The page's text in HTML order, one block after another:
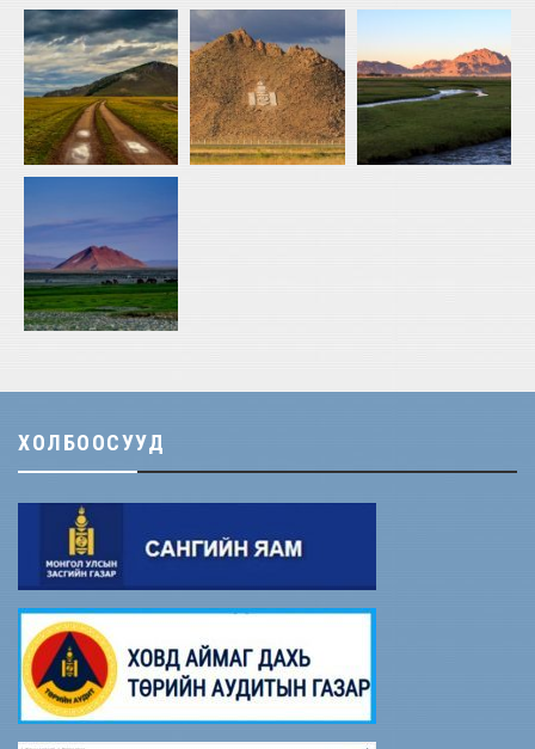
ХОЛБООСУУД